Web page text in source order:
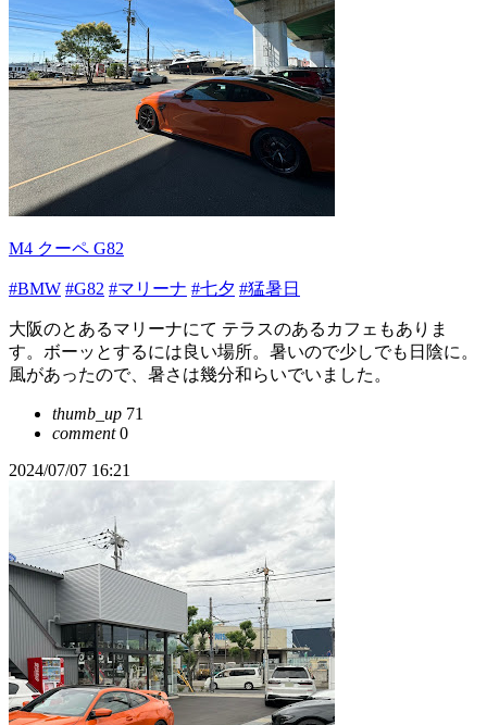
M4 クーペ G82
#BMW #G82 #マリーナ #七夕 #猛暑日
大阪のとあるマリーナにて テラスのあるカフェもありま
す。ボーッとするには良い場所。暑いので少しでも日陰に。
風があったので、暑さは幾分和らいでいました。
thumb_up 71
comment0
2024/07/07 16:21